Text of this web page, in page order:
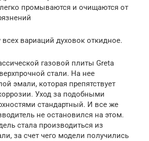
легко промываются и очищаются от
вариаций духовок откидное.
газовой плиты Greta
стали. На нее
эмали, которая препятствует
Уход за подобными
стандартный. И все же
не остановился на этом.
стала производиться из
за счет чего модели получились